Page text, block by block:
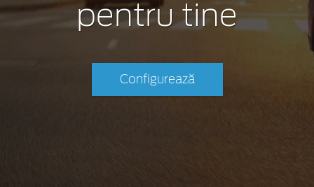
pentru tine
Configurează